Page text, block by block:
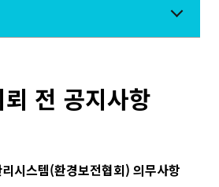
전 공지사항
시스템(환경보전협회) 의무사항